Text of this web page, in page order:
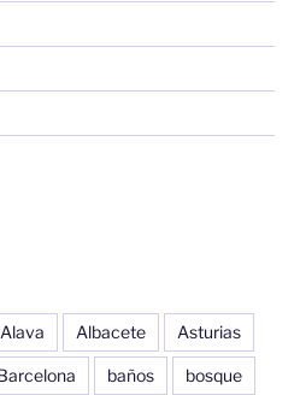
Alava Albacete Asturias
baños bosque